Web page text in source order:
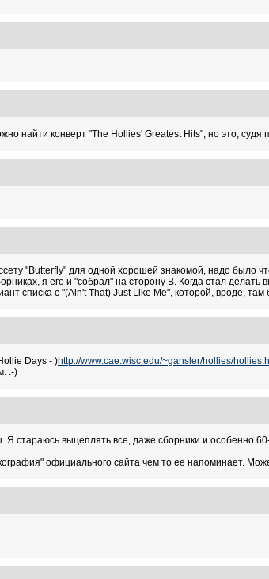
найти конверт "The Hollies' Greatest Hits", но это, судя
"Butterfly" для одной хорошей знакомой, надо было
я его и "собрал" на сторону B. Когда стал
списка с "(Ain't That) Just Like Me", которой, вроде,
Days - )http://www.cae.wisc.edu/~gansler/hollies/
:-)
стараюсь выцеплять все, даже сборники и особенно 60-
официального сайта чем то ее напоминает.